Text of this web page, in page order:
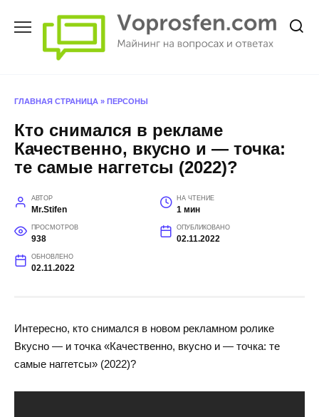
ГЛАВНАЯ СТРАНИЦА » ПЕРСОНЫ
Кто снимался в рекламе
Качественно, вкусно и — точка:
те самые наггетсы (2022)?
АВТОР
Mr.Stifen
НА ЧТЕНИЕ
1 мин
ПРОСМОТРОВ
938
ОПУБЛИКОВАНО
02.11.2022
ОБНОВЛЕНО
02.11.2022
Интересно, кто снимался в новом рекламном ролике
Вкусно — и точка «Качественно, вкусно и — точка: те
самые наггетсы» (2022)?